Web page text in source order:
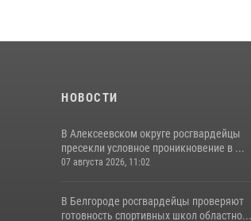
НОВОСТИ
В Алексеевском округе росгвардейцы
пресекли условное проникновение в ...
07 августа 2026, 11:02
В Белгороде росгвардейцы проверяют
готовность спортивных школ областно...